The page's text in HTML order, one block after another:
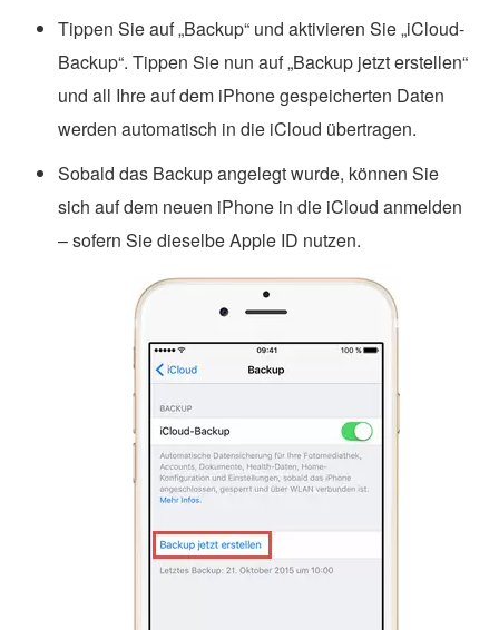
Tippen Sie auf „Backup“ und aktivieren Sie „iCloud-
Backup“. Tippen Sie nun auf „Backup jetzt erstellen“
und all Ihre auf dem iPhone gespeicherten Daten
werden automatisch in die iCloud übertragen.
Sobald das Backup angelegt wurde, können Sie
sich auf dem neuen iPhone in die iCloud anmelden
– sofern Sie dieselbe Apple ID nutzen.